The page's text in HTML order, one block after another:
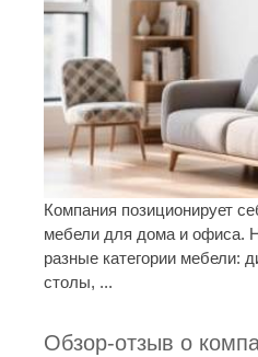
Компания позиционирует
мебели для дома и офиса.
разные категории мебели:
столы, ...
Обзор-отзыв о